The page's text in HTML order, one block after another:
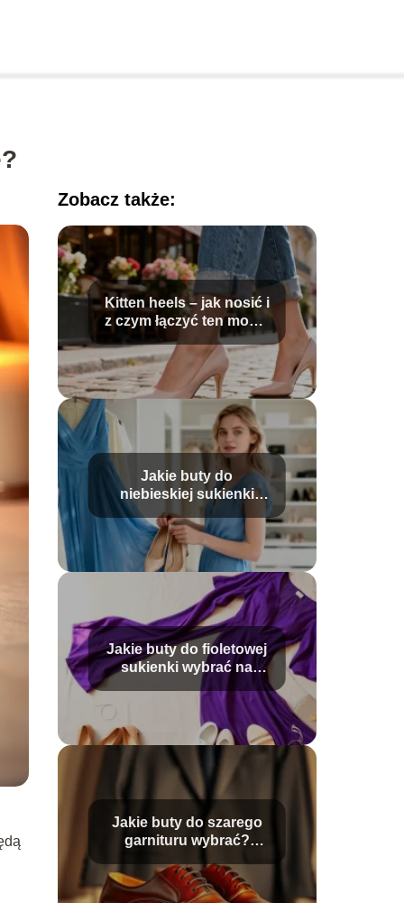
Zobacz także:
Kitten heels – jak nosić i
z czym łączyć ten model
butów?
Jakie buty do
niebieskiej sukienki
wybrać? Poradnik
stylizacji
Jakie buty do fioletowej
sukienki wybrać na
różne okazje?
Jakie buty do szarego
garnituru wybrać?